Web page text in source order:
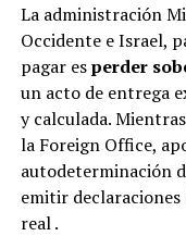
La administración
Occidente e Israel,
pagar esperder
un acto de entrega
y calculada.
la Foreign Office,
autodeterminación
emitir
real.